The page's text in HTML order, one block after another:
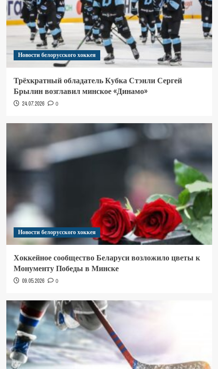
Новости белорусского хоккея
Трёхкратный обладатель Кубка Стэнли Сергей
Брылин возглавил минское «Динамо»
24.07.2026 0
Новости белорусского хоккея
Хоккейное сообщество Беларуси возложило цветы к
Монументу Победы в Минске
09.05.2026 0